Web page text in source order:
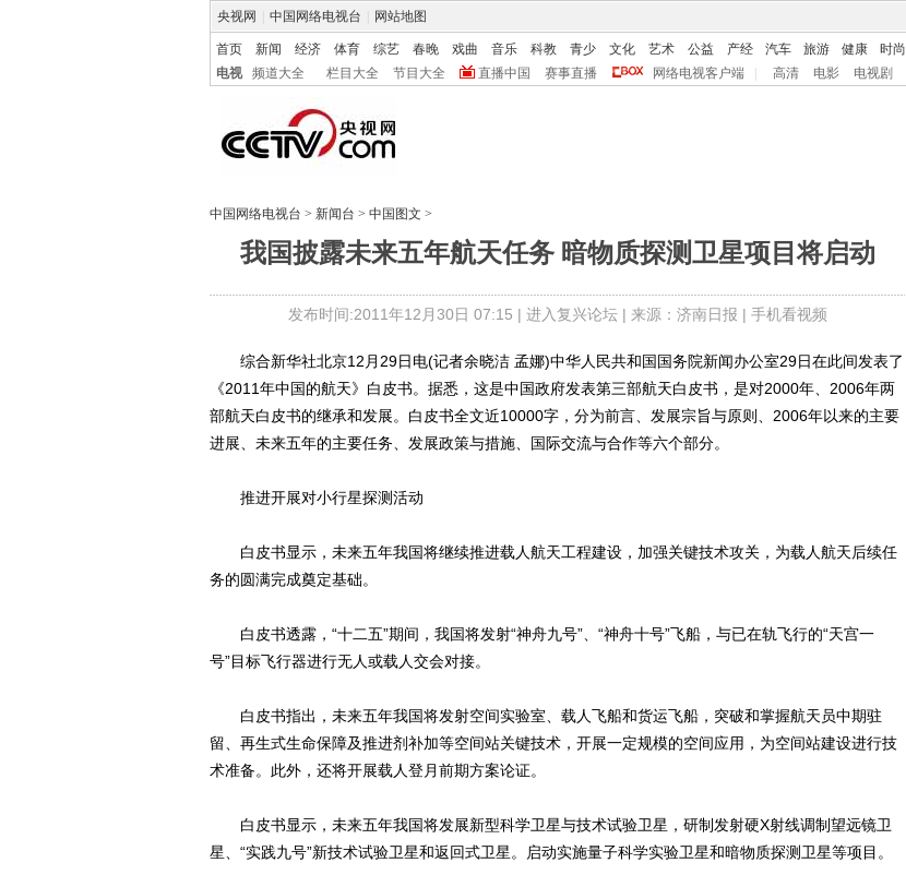
央视网 中国网络电视台 网站地图
首页 新闻 经济 体育 综艺 春晚 戏曲 音乐 科教 青少 文化 艺术 公益 产经 汽车 旅游 健康 时尚
电视
频道大全 栏目大全 节目大全 直播中国 赛事直播 网络电视客户端 高清 电影 电视剧
中国网络电视台 > 新闻台 > 中国图文 >
我国披露未来五年航天任务 暗物质探测卫星项目将启动
发布时间:2011年12月30日 07:15 | 进入复兴论坛| 来源：济南日报 | 手机看视频
综合新华社北京12月29日电(记者余晓洁 孟娜)中华人民共和国国务院新闻办公室29日在此间发表了
《2011年中国的航天》白皮书。据悉，这是中国政府发表第三部航天白皮书，是对2000年、2006年两
部航天白皮书的继承和发展。白皮书全文近10000字，分为前言、发展宗旨与原则、2006年以来的主要
进展、未来五年的主要任务、发展政策与措施、国际交流与合作等六个部分。
推进开展对小行星探测活动
白皮书显示，未来五年我国将继续推进载人航天工程建设，加强关键技术攻关，为载人航天后续任
务的圆满完成奠定基础。
白皮书透露，“十二五”期间，我国将发射“神舟九号”、“神舟十号”飞船，与已在轨飞行的“天宫一
号”目标飞行器进行无人或载人交会对接。
白皮书指出，未来五年我国将发射空间实验室、载人飞船和货运飞船，突破和掌握航天员中期驻
留、再生式生命保障及推进剂补加等空间站关键技术，开展一定规模的空间应用，为空间站建设进行技
术准备。此外，还将开展载人登月前期方案论证。
白皮书显示，未来五年我国将发展新型科学卫星与技术试验卫星，研制发射硬X射线调制望远镜卫
星、“实践九号”新技术试验卫星和返回式卫星。启动实施量子科学实验卫星和暗物质探测卫星等项目。